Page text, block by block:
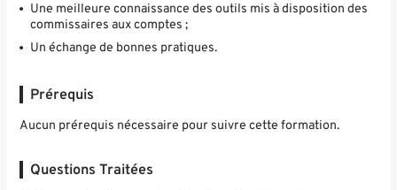
Une meilleure connaissance des outils mis à disposition des
commissaires aux comptes ;
Un échange de bonnes pratiques.
Prérequis
Aucun prérequis nécessaire pour suivre cette formation.
Questions Traitées